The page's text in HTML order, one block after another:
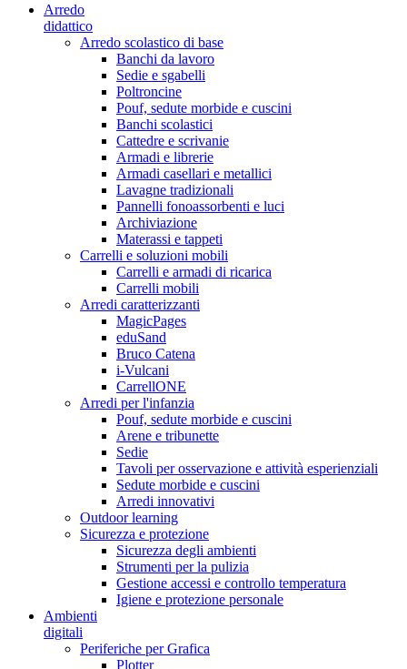
Arredo
didattico
Arredo scolastico di base
Banchi da lavoro
Sedie e sgabelli
Poltroncine
Pouf, sedute morbide e cuscini
Banchi scolastici
Cattedre e scrivanie
Armadi e librerie
Armadi casellari e metallici
Lavagne tradizionali
Pannelli fonoassorbenti e luci
Archiviazione
Materassi e tappeti
Carrelli e soluzioni mobili
Carrelli e armadi di ricarica
Carrelli mobili
Arredi caratterizzanti
MagicPages
eduSand
Bruco Catena
i-Vulcani
CarrellONE
Arredi per l'infanzia
Pouf, sedute morbide e cuscini
Arene e tribunette
Sedie
Tavoli per osservazione e attività esperienziali
Sedute morbide e cuscini
Arredi innovativi
Outdoor learning
Sicurezza e protezione
Sicurezza degli ambienti
Strumenti per la pulizia
Gestione accessi e controllo temperatura
Igiene e protezione personale
Ambienti
digitali
Periferiche per Grafica
Plotter